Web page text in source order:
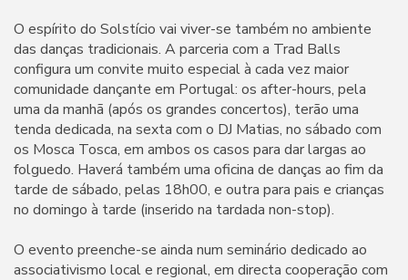
O espírito do Solstício vai viver-se também no ambiente
das danças tradicionais. A parceria com a Trad Balls
configura um convite muito especial à cada vez maior
comunidade dançante em Portugal: os after-hours, pela
uma da manhã (após os grandes concertos), terão uma
tenda dedicada, na sexta com o DJ Matias, no sábado com
os Mosca Tosca, em ambos os casos para dar largas ao
folguedo. Haverá também uma oficina de danças ao fim da
tarde de sábado, pelas 18h00, e outra para pais e crianças
no domingo à tarde (inserido na tardada non-stop).
O evento preenche-se ainda num seminário dedicado ao
associativismo local e regional, em directa cooperação com